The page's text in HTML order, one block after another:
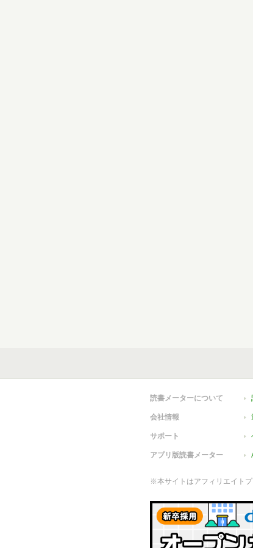
読書メーターについて
会社情報
サポート
アプリ版読書メーター
※本サイトはアフィリエイト